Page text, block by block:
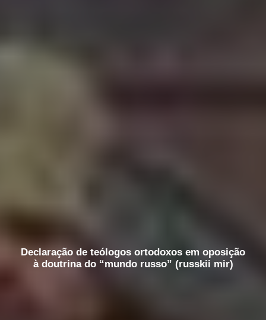
Declaração de teólogos ortodoxos em oposição
à doutrina do “mundo russo” (russkii mir)